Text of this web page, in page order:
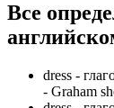
Все
dress -
- Graham